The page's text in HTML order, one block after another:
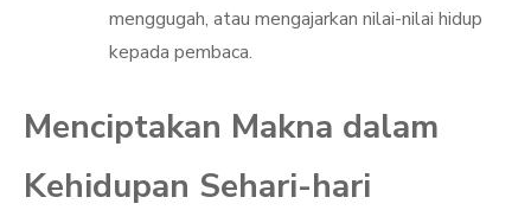
menggugah, atau mengajarkan nilai-nilai hidup
kepada pembaca.
Menciptakan Makna dalam
Kehidupan Sehari-hari